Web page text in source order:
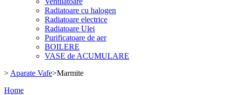
Radiatoare cu halogen
Radiatoare electrice
Radiatoare Ulei
Purificatoare de aer
BOILERE
VASE de ACUMULARE
> Aparate Vafe>Marmite
Home